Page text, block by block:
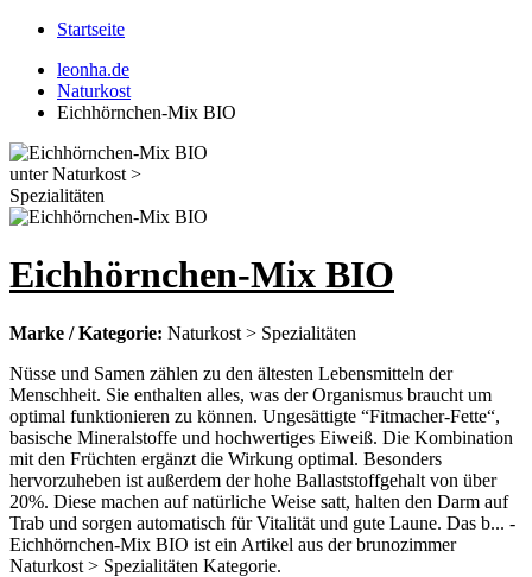
Startseite
leonha.de
Naturkost
Eichhörnchen-Mix BIO
Eichhörnchen-Mix BIO
Marke / Kategorie: Naturkost > Spezialitäten
Nüsse und Samen zählen zu den ältesten Lebensmitteln der
Menschheit. Sie enthalten alles, was der Organismus braucht um
optimal funktionieren zu können. Ungesättigte “Fitmacher-Fette“,
basische Mineralstoffe und hochwertiges Eiweiß. Die Kombination
mit den Früchten ergänzt die Wirkung optimal. Besonders
hervorzuheben ist außerdem der hohe Ballaststoffgehalt von über
20%. Diese machen auf natürliche Weise satt, halten den Darm auf
Trab und sorgen automatisch für Vitalität und gute Laune. Das b... -
Eichhörnchen-Mix BIO ist ein Artikel aus der brunozimmer
Naturkost > Spezialitäten Kategorie.